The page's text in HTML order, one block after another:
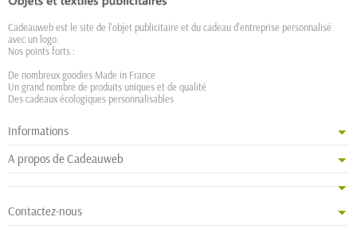
Cadeauweb est le site de l'objet publicitaire et du cadeau d'entreprise personnalisé
avec un logo.
Nos points forts :
De nombreux goodies Made in France
Un grand nombre de produits uniques et de qualité
Des cadeaux écologiques personnalisables
Informations
A propos de Cadeauweb
Contactez-nous